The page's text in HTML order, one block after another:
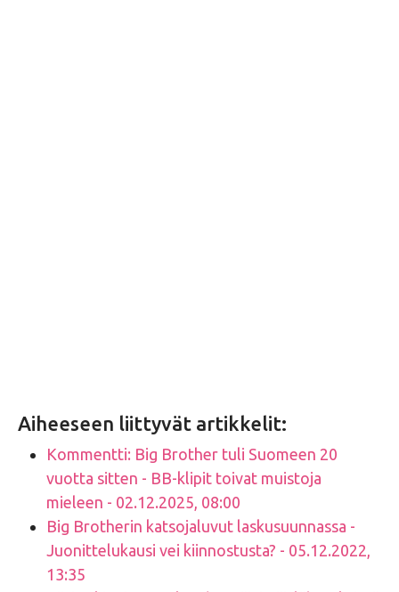
Aiheeseen liittyvät artikkelit:
Kommentti: Big Brother tuli Suomeen 20
vuotta sitten - BB-klipit toivat muistoja
mieleen - 02.12.2025, 08:00
Big Brotherin katsojaluvut laskusuunnassa -
Juonittelukausi vei kiinnostusta? - 05.12.2022,
13:35